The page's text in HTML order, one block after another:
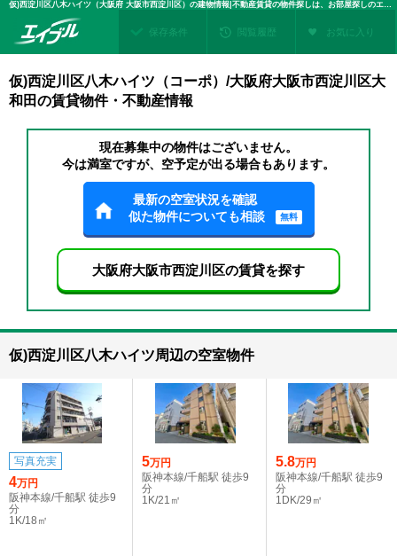
仮)西淀川区八木ハイツ（大阪府 大阪市西淀川区）の建物情報|不動産賃貸の物件探しは、お部屋探しのエイブル
保存条件 閲覧履歴 お気に入り
仮)西淀川区八木ハイツ（コーポ）/大阪府大阪市西淀川区大
和田の賃貸物件・不動産情報
現在募集中の物件はございません。
今は満室ですが、空予定が出る場合もあります。
最新の空室状況を確認
似た物件についても相談
無料
大阪府大阪市西淀川区の賃貸を探す
仮)西淀川区八木ハイツ周辺の空室物件
写真充実
4万円
阪神本線/千船駅 徒歩9
分
1K/18㎡
5万円
阪神本線/千船駅 徒歩9
分
1K/21㎡
5.8万円
阪神本線/千船駅 徒歩9
分
1DK/29㎡